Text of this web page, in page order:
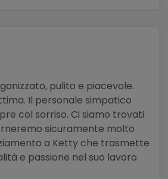
pulito e piacevole.
Il personale simpatico
col sorriso. Ci siamo trovati
sicuramente molto
a Ketty che trasmette
e passione nel suo lavoro.